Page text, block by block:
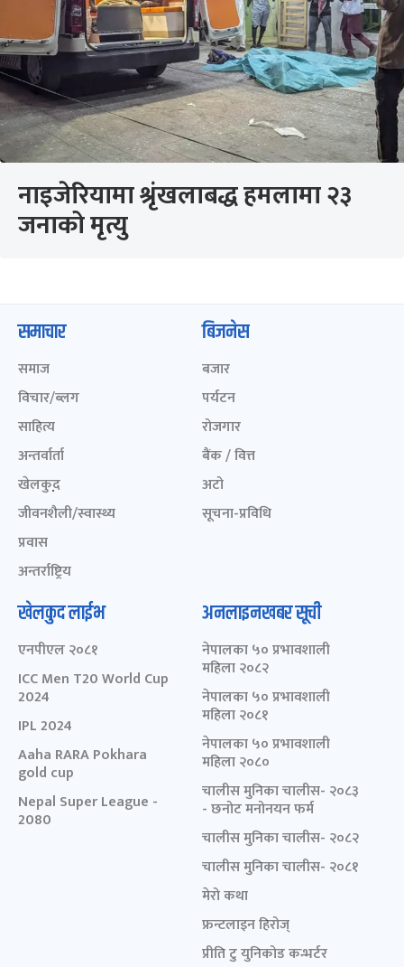
नाइजेरियामा श्रृंखलाबद्ध हमलामा २३
जनाको मृत्यु
समाचार
समाज
विचार/ब्लग
साहित्य
अन्तर्वार्ता
खेलकुद़़
जीवनशैली/स्वास्थ्य
प्रवास
अन्तर्राष्ट्रिय
बिजनेस
बजार
पर्यटन
रोजगार
बैंक / वित्त
अटो
सूचना-प्रविधि
खेलकुद लाईभ
एनपीएल २०८१
ICC Men T20 World Cup
2024
IPL 2024
Aaha RARA Pokhara
gold cup
Nepal Super League -
2080
अनलाइनखबर सूची
नेपालका ५० प्रभावशाली
महिला २०८२
नेपालका ५० प्रभावशाली
महिला २०८१
नेपालका ५० प्रभावशाली
महिला २०८०
चालीस मुनिका चालीस- २०८३
- छनोट मनोनयन फर्म
चालीस मुनिका चालीस- २०८२
चालीस मुनिका चालीस- २०८१
मेरो कथा
फ्रन्टलाइन हिरोज्
प्रीति टु युनिकोड कन्भर्टर